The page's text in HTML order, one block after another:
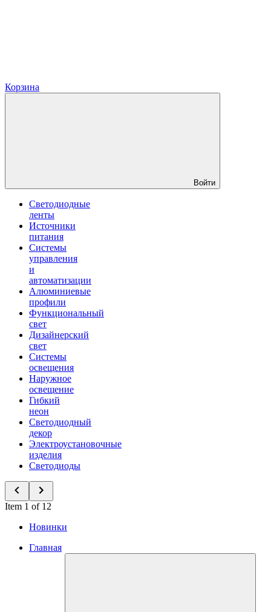
Корзина
Войти
Светодиодные
ленты
Источники
питания
Системы
управления
и
автоматизации
Алюминиевые
профили
Функциональный
свет
Дизайнерский
свет
Системы
освещения
Наружное
освещение
Гибкий
неон
Светодиодный
декор
Электроустановочные
изделия
Светодиоды
Item 1 of 12
Новинки
Главная